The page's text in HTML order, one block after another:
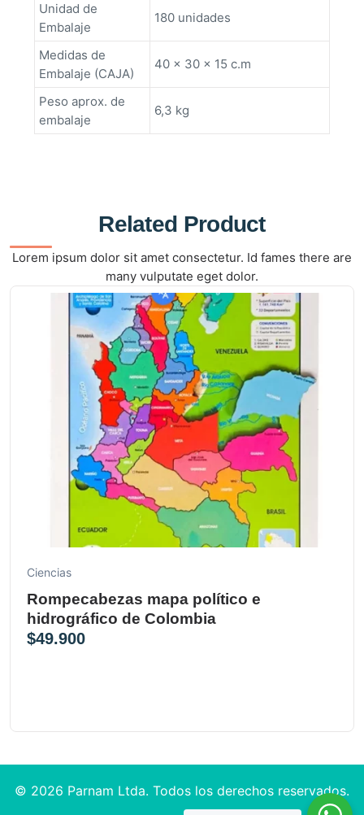
Unidad de
Embalaje
180 unidades
Medidas de
Embalaje (CAJA)
40 x 30 x 15 c.m
Peso aprox. de
embalaje
6,3 kg
Related Product
Lorem ipsum dolor sit amet consectetur. Id fames there are
many vulputate eget dolor.
Ciencias
Rompecabezas mapa político e
hidrográfico de Colombia
$49.900
© 2026 Parnam Ltda. Todos los derechos reservados.